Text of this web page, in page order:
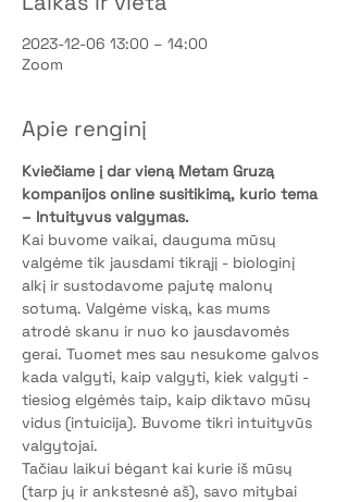
2023-12-06 13:00 – 14:00
Zoom
Apie renginį
Kviečiame į dar vieną Metam Gruzą
kompanijos online susitikimą, kurio tema
– Intuityvus valgymas.
Kai buvome vaikai, dauguma mūsų
valgėme tik jausdami tikrąjį - biologinį
alkį ir sustodavome pajutę malonų
sotumą. Valgėme viską, kas mums
atrodė skanu ir nuo ko jausdavomės
gerai. Tuomet mes sau nesukome galvos
kada valgyti, kaip valgyti, kiek valgyti -
tiesiog elgėmės taip, kaip diktavo mūsų
vidus (intuicija). Buvome tikri intuityvūs
valgytojai.
Tačiau laikui bėgant kai kurie iš mūsų
(tarp jų ir ankstesnė aš), savo mitybai